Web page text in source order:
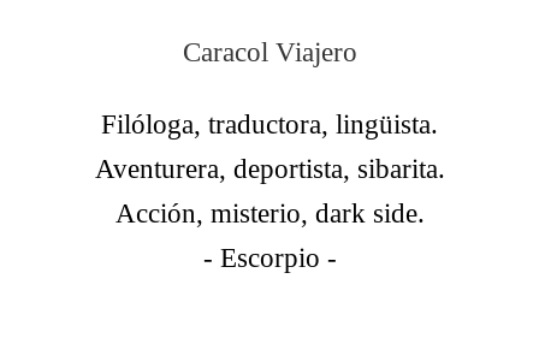
Caracol Viajero
Filóloga, traductora, lingüista.
Aventurera, deportista, sibarita.
Acción, misterio, dark side.
- Escorpio -